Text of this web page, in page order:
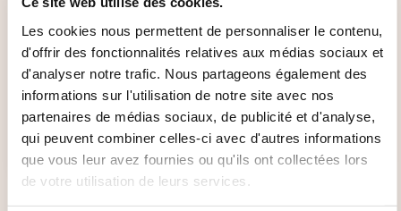
Les cookies nous permettent de personnaliser le contenu,
d'offrir des fonctionnalités relatives aux médias sociaux et
d'analyser notre trafic. Nous partageons également des
informations sur l'utilisation de notre site avec nos
partenaires de médias sociaux, de publicité et d'analyse,
qui peuvent combiner celles-ci avec d'autres informations
que vous leur avez fournies ou qu'ils ont collectées lors
de votre utilisation de leurs services.